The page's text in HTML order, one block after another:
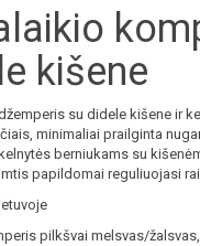
kišene
su didele kišene ir
minimaliai prailginta
berniukams su
papildomai reguliuojasi
pilkšvai melsvas/